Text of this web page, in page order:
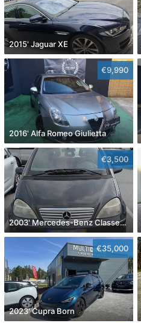
2015' Jaguar XE
€9,990
2016' Alfa Romeo Giulietta
€3,500
2003' Mercedes-Benz Classe A Classic
€35,000
2023' Cupra Born